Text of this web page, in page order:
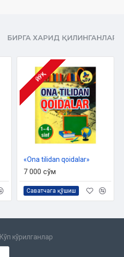
БИРГА ХАРИД ҚИЛИНГАНЛАР
ЙЎҚ
«Ona tilidan qoidalar»
7 000 сўм
Саватчага қўшиш
Кўп кўрилганлар